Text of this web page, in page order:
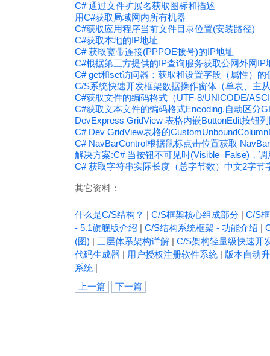
C# 通过文件扩展名获取图标和描述
用C#获取局域网内所有机器
C#获取应用程序当前文件目录位置(安装路径)
C#获取本地的IP地址
C# 获取宽带连接(PPPOE拨号)的IP地址
C#根据第三方提供的IP查询服务获取公网外网IP
C# get和set访问器：获取和设置字段（属性）的
C/S系统快速开发框架数据操作窗体（单表、主
C#获取文件的编码格式（UTF-8/UNICODE/
C#获取文本文件的编码格式Encoding,自动区分
DevExpress GridView 表格内嵌ButtonEdit按钮
C# Dev GridView表格的
C# NavBarControl根据鼠标点击位置获取
解决方案:C# 当按钮不可见时(Visible=False)，
C# 获取字符串实际长度（总字节数）中文2字节
其它资料：
什么是C/S结构？ | C/S框架核心组成部分 | C/S
- 5.1旗舰版介绍 | C/S结构系统框架 - 功能介绍 |
(图) | 三层体系架构详解 | C/S架构轻量级快速开
代码生成器 | 用户授权注册软件系统 | 版本自动
系统 |
上一篇
下一篇